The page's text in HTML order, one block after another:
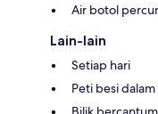
Air botol
Lain-lain
Setiap hari
Peti besi